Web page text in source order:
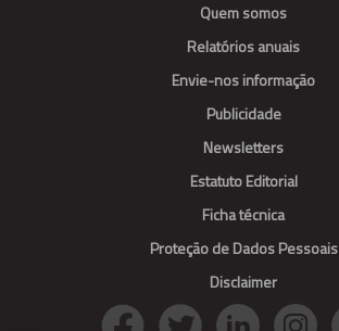
Quem somos
Relatórios anuais
Envie-nos informação
Publicidade
Newsletters
Estatuto Editorial
Ficha técnica
Proteção de Dados Pessoais
Disclaimer